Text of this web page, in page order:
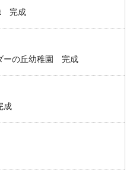
完成
ーの丘幼稚園 完成
成